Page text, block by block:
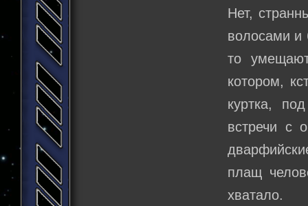
Нет,
волосами и
то
котором,
куртка,
встречи с
плащ
хватало.